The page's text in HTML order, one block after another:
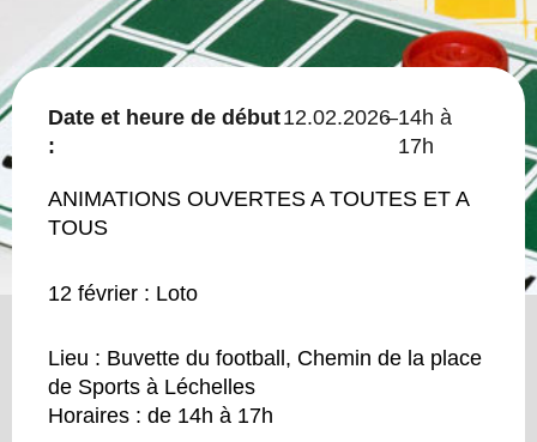
Date et heure de début
:
12.02.2026–14h à
17h
ANIMATIONS OUVERTES A TOUTES ET A
TOUS
12 février : Loto
Lieu : Buvette du football, Chemin de la place
de Sports à Léchelles
Horaires : de 14h à 17h